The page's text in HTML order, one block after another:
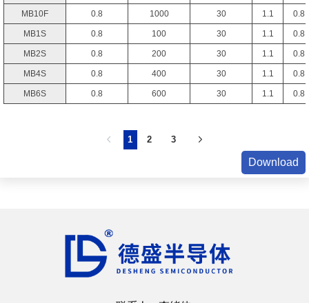
MB10F 0.8 1000 30 1.1 0.8
MB1S 0.8 100 30 1.1 0.8
MB2S 0.8 200 30 1.1 0.8
MB4S 0.8 400 30 1.1 0.8
MB6S 0.8 600 30 1.1 0.8
1 2 3
Download